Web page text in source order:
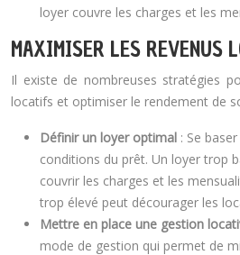
loyer couvre les charges et les
MAXIMISER LES REVENUS
Il existe de nombreuses stratégies
locatifs et optimiser le rendement de
Définir un loyer optimal : Se
conditions du prêt. Un loyer trop
couvrir les charges et les
trop élevé peut décourager les
Mettre en place une gestion
mode de gestion qui permet de